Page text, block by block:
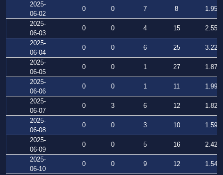
2025-
06-02
0 0 7 8
1.953
2025-
06-03
0 0 4 15
2.553
2025-
06-04
0 0 6 25
3.228
2025-
06-05
0 0 1 27
1.873
2025-
06-06
0 0 1 11
1.991
2025-
06-07
0 3 6 12
1.820
2025-
06-08
0 0 3 10
1.597
2025-
06-09
0 0 5 16
2.421
2025-
06-10
0 0 9 12 1.548